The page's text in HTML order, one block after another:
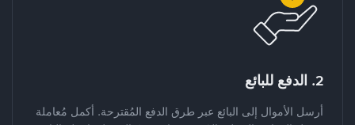
2. الدفع للبائع
أرسل الأموال إلى البائع عبر طرق الدفع المُقترحة. أكمل مُعاملة